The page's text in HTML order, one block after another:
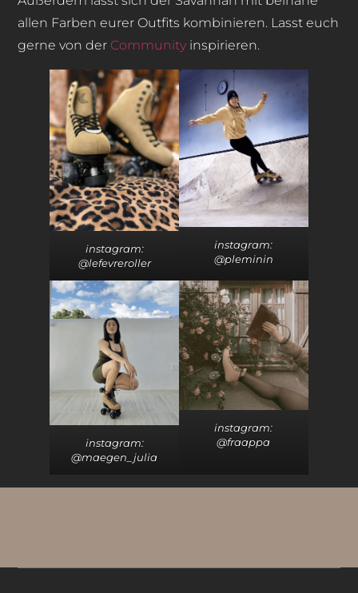
allen Farben eurer Outfits kombinieren. Lasst euch
gerne von der Community inspirieren.
instagram:
@lefevreroller
instagram:
@pleminin
instagram:
@maegen_julia
instagram:
@fraappa